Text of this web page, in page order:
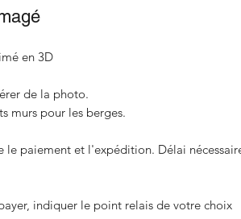
en 3D
de la photo.
murs pour les berges.
le paiement et l'expédition. Délai
indiquer le point relais de votre choix